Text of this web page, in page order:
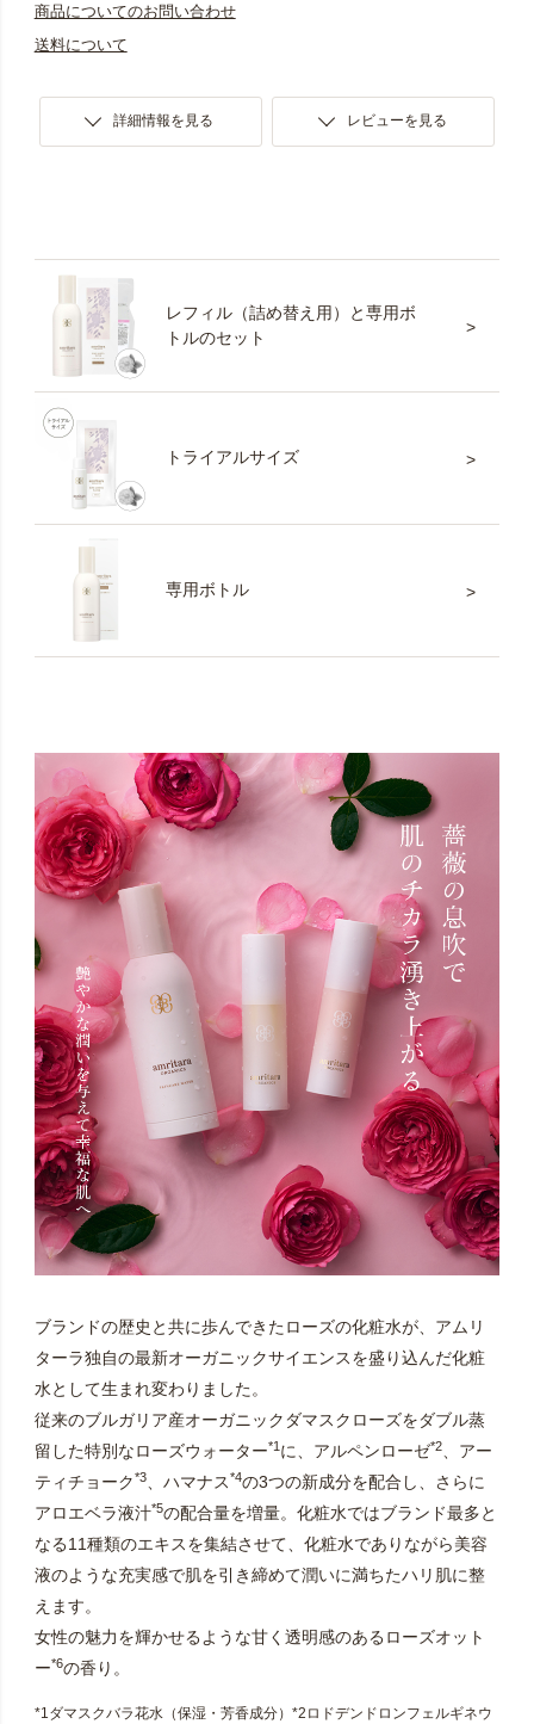
商品についてのお問い合わせ
送料について
詳細情報を見る レビューを見る
レフィル（詰め替え用）と専用ボ
トルのセット
トライアルサイズ
専用ボトル
ブランドの歴史と共に歩んできたローズの化粧水が、アムリ
ターラ独自の最新オーガニックサイエンスを盛り込んだ化粧
水として生まれ変わりました。
従来のブルガリア産オーガニックダマスクローズをダブル蒸
留した特別なローズウォーター*1に、アルペンローゼ*2、アー
ティチョーク*3、ハマナス*4の3つの新成分を配合し、さらに
アロエベラ液汁*5の配合量を増量。化粧水ではブランド最多と
なる11種類のエキスを集結させて、化粧水でありながら美容
液のような充実感で肌を引き締めて潤いに満ちたハリ肌に整
えます。
女性の魅力を輝かせるような甘く透明感のあるローズオット
ー*6の香り。
*1ダマスクバラ花水（保湿・芳香成分）*2ロドデンドロンフェルギネウ